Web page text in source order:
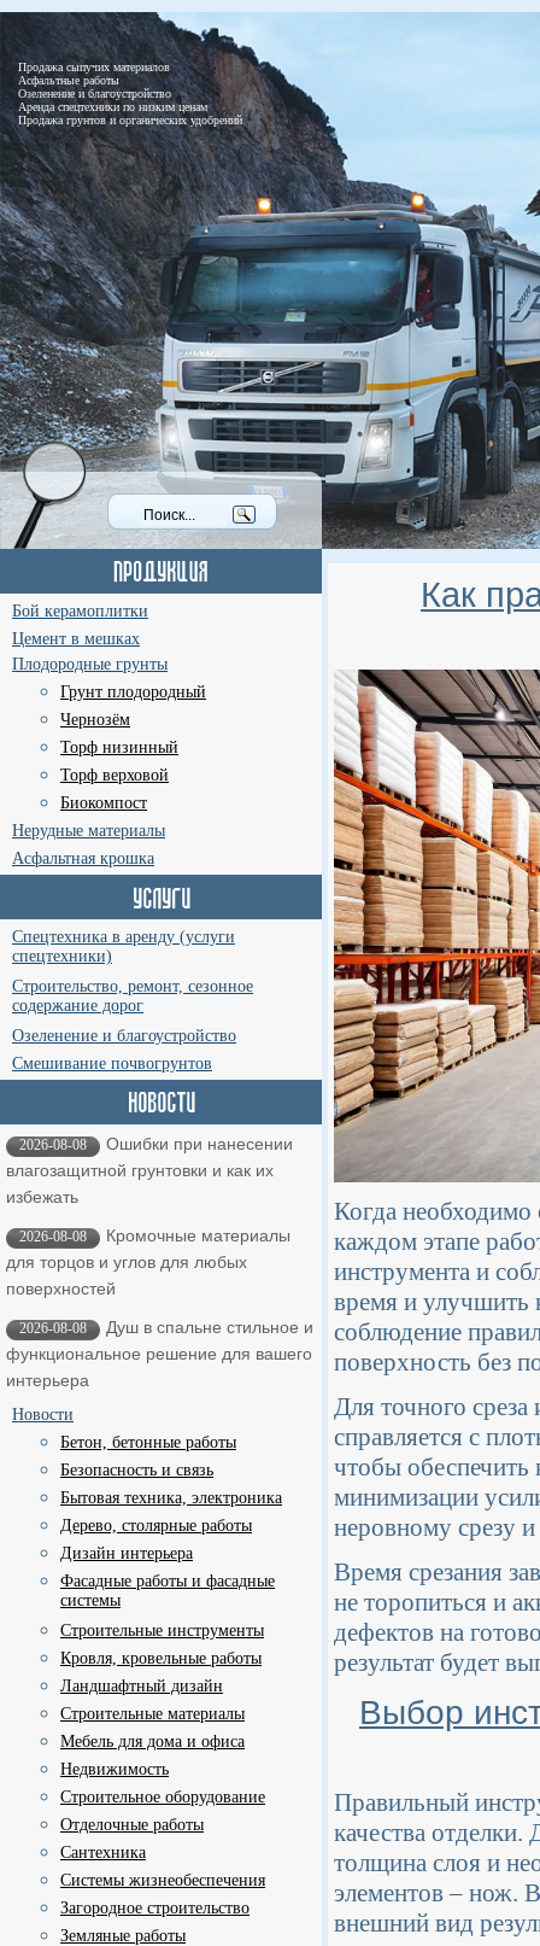
Продажа сыпучих материалов
Асфальтные работы
Озеленение и благоустройство
Аренда спецтехники по низким ценам
Продажа грунтов и органических удобрений
Бой керамоплитки
Цемент в мешках
Плодородные грунты
Грунт плодородный
Чернозём
Торф низинный
Торф верховой
Биокомпост
Нерудные материалы
Асфальтная крошка
Спецтехника в аренду (услуги
спецтехники)
Строительство, ремонт, сезонное
содержание дорог
Озеленение и благоустройство
Смешивание почвогрунтов
2026-08-08
Ошибки при нанесении
влагозащитной грунтовки и как их
избежать
2026-08-08
Кромочные материалы
для торцов и углов для любых
поверхностей
2026-08-08
Душ в спальне стильное и
функциональное решение для вашего
интерьера
Новости
Бетон, бетонные работы
Безопасность и связь
Бытовая техника, электроника
Дерево, столярные работы
Дизайн интерьера
Фасадные работы и фасадные
системы
Строительные инструменты
Кровля, кровельные работы
Ландшафтный дизайн
Строительные материалы
Мебель для дома и офиса
Недвижимость
Строительное оборудование
Отделочные работы
Сантехника
Системы жизнеобеспечения
Загородное строительство
Земляные работы
Как
Когда необходимо
каждом этапе
инструмента и
время и улучшить
соблюдение
поверхность без
Для точного
справляется с
чтобы обеспечить
минимизации
неровному срезу
Время срезания
не торопиться и
дефектов на
результат будет
Выбор
Правильный
качества
толщина слоя и
элементов – нож.
внешний вид